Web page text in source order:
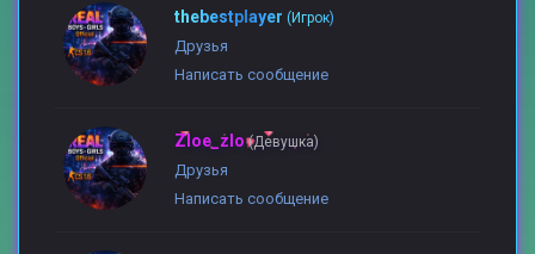
thebestplayer (Игрок)
Друзья
Написать сообщение
Zloe_zlo(Девушка)
Друзья
Написать сообщение